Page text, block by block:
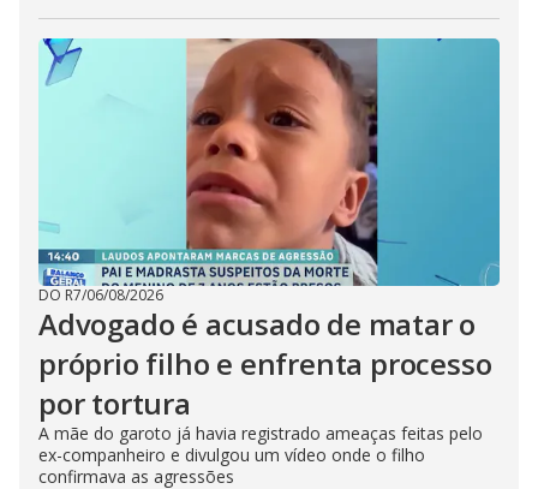
DO R7/06/08/2026
Advogado é acusado de matar o
próprio filho e enfrenta processo
por tortura
A mãe do garoto já havia registrado ameaças feitas pelo
ex-companheiro e divulgou um vídeo onde o filho
confirmava as agressões